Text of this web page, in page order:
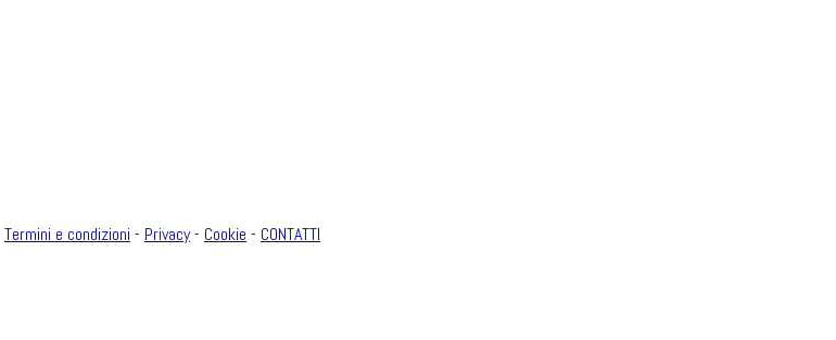
Termini e condizioni - Privacy- Cookie - CONTATTI